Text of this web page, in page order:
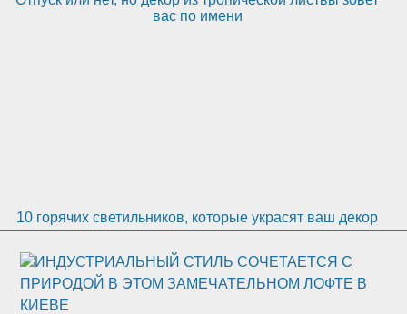
вас по имени
10 горячих светильников, которые украсят ваш декор
ИНДУСТРИАЛЬНЫЙ СТИЛЬ СОЧЕТАЕТСЯ С
ПРИРОДОЙ В ЭТОМ ЗАМЕЧАТЕЛЬНОМ ЛОФТЕ В
КИЕВЕ